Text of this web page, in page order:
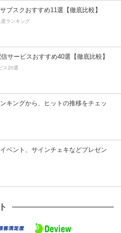
ブスクおすすめ11選【徹底比較】
ランキング
サービスおすすめ40選【徹底比較】
ス20選
キングから、ヒットの推移をチェッ
ベント、サインチェキなどプレゼン